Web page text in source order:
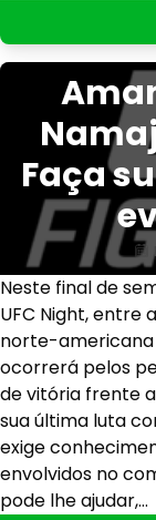
Faça
Neste final de
UFC Night, entre
norte-americana
ocorrerá pelos
de vitória frente
sua última luta
exige
envolvidos no
pode lhe ajudar,…